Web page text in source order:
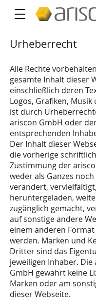
Urheberrecht
Alle Rechte
gesamte Inhalt dieser
einschließlich deren
Logos, Grafiken,
ist durch
ariscon GmbH oder
entsprechenden
Der Inhalt dieser
die vorherige
Zustimmung der
weder als Ganzes noch
verändert, vervielfältigt,
heruntergeladen,
zugänglich gemacht,
auf sonstige andere
einem anderen
werden. Marken und
Dritter sind das
jeweiligen Inhaber. Die
GmbH gewährt keine
Marken oder am
dieser Webseite.